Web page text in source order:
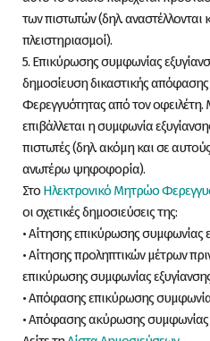
των πιστωτών (δηλ. αναστέλλονται
πλειστηριασμοί).
5. Επικύρωσης συμφωνίας
δημοσίευση δικαστικής
Φερεγγυότητας από τον
επιβάλλεται η συμφωνία
πιστωτές (δηλ. ακόμη και σε
ανωτέρω ψηφοφορία).
Στο Ηλεκτρονικό Μητρώο
οι σχετικές δημοσιεύσεις της:
• Αίτησης επικύρωσης συμφωνίας
• Αίτησης προληπτικών μέτρων
επικύρωσης συμφωνίας
• Απόφασης επικύρωσης
• Απόφασης ακύρωσης συμφωνίας